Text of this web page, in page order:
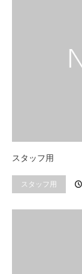
スタッフ用
スタッフ用